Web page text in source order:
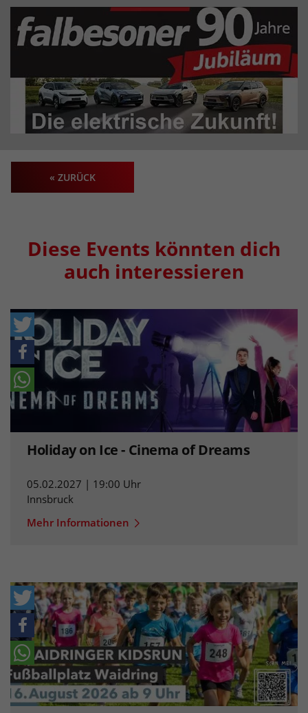
« ZURÜCK
Diese Events könnten dich
auch interessieren
Holiday on Ice - Cinema of Dreams
05.02.2027 | 19:00 Uhr
Innsbruck
Mehr Informationen